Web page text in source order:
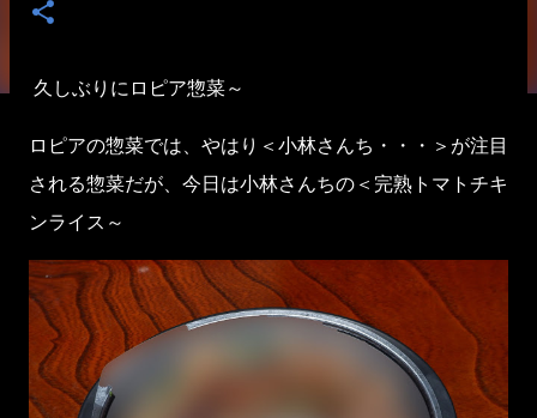
久しぶりにロピア惣菜～
ロピアの惣菜では、やはり＜小林さんち・・・＞が注目
される惣菜だが、今日は小林さんちの＜完熟トマトチキ
ンライス～